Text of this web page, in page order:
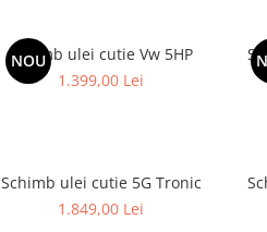
NOU
Schimb ulei cutie Vw 5HP
1.399,00 Lei
Schimb ulei cutie 5G Tronic
1.849,00 Lei